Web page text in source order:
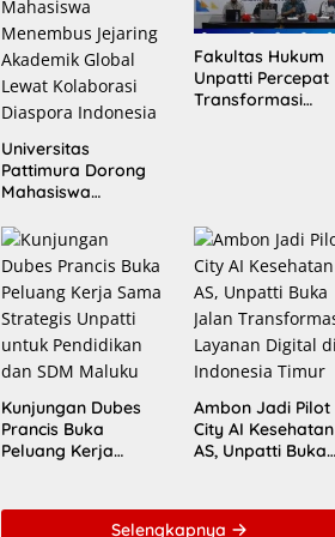
Universitas
Pattimura Dorong
Mahasiswa
Akademik Global
Lewat Kolaborasi
Diaspora Indonesia
Fakultas Hukum
Unpatti Percepat
Transformasi
Kunjungan Dubes
Prancis Buka
Peluang Kerja
Pendidikan dan
Ambon Jadi Pilot
City AI Kesehatan
AS, Unpatti Buka
Indonesia Timur
Selengkapnya